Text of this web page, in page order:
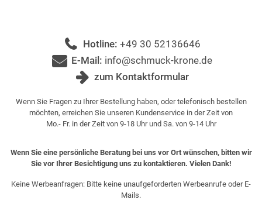
Hotline: +49 30 52136646
E-Mail: info@schmuck-krone.de
zum Kontaktformular
Wenn Sie Fragen zu Ihrer Bestellung haben, oder telefonisch bestellen
möchten, erreichen Sie unseren Kundenservice in der Zeit von
Mo.- Fr. in der Zeit von 9-18 Uhr und Sa. von 9-14 Uhr
Wenn Sie eine persönliche Beratung bei uns vor Ort wünschen, bitten wir
Sie vor Ihrer Besichtigung uns zu kontaktieren. Vielen Dank!
Keine Werbeanfragen: Bitte keine unaufgeforderten Werbeanrufe oder E-
Mails.